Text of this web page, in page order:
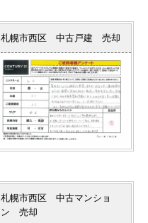
札幌市西区 中古戸建 売却
札幌市西区 中古マンショ
ン 売却